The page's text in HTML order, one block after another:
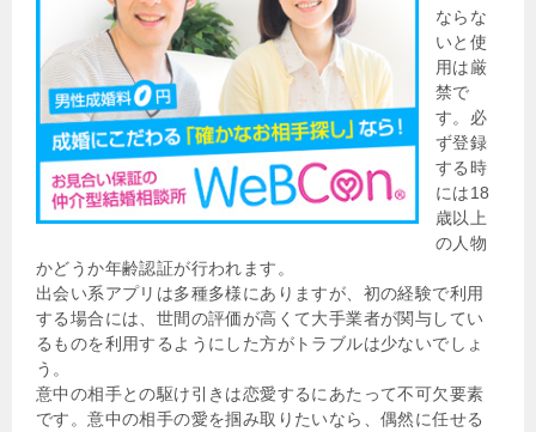
ならな
いと使
用は厳
禁で
す。必
ず登録
する時
には18
歳以上
の人物
かどうか年齢認証が行われます。
出会い系アプリは多種多様にありますが、初の経験で利用
する場合には、世間の評価が高くて大手業者が関与してい
るものを利用するようにした方がトラブルは少ないでしょ
う。
意中の相手との駆け引きは恋愛するにあたって不可欠要素
です。意中の相手の愛を掴み取りたいなら、偶然に任せる